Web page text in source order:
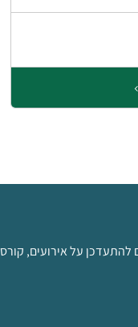
להתעדכן על אירועים,